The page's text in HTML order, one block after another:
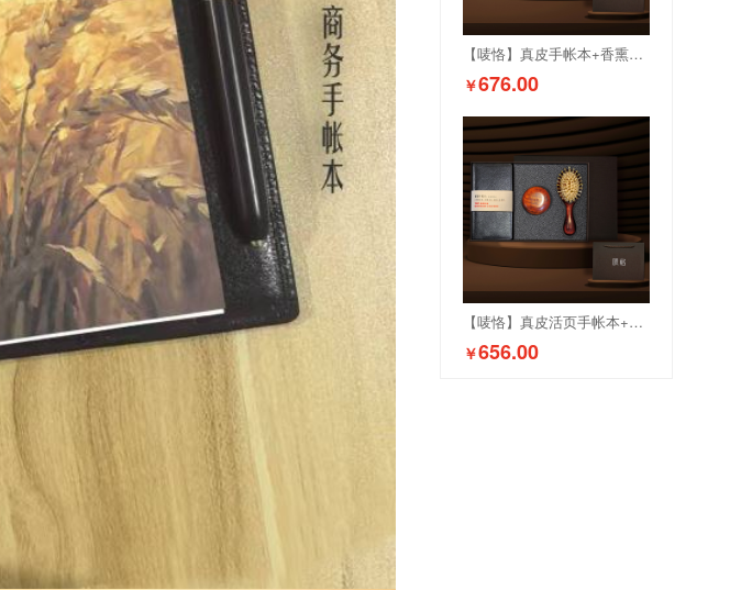
【唛恪】真皮手帐本+香熏二件套+红木羊角气垫梳
￥676.00
【唛恪】真皮活页手帐本+羊角按摩梳+羊角气垫梳
￥656.00